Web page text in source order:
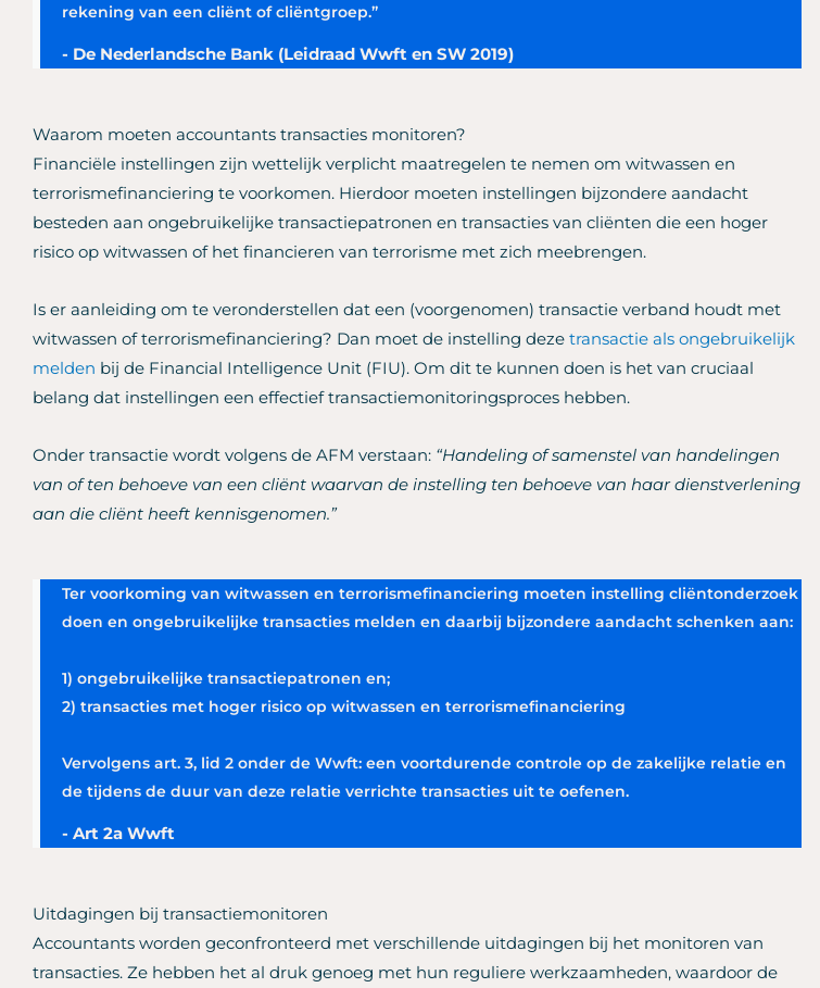
rekening van een cliënt of cliëntgroep.”
- De Nederlandsche Bank (Leidraad Wwft en SW 2019)
Waarom moeten accountants transacties monitoren?
Financiële instellingen zijn wettelijk verplicht maatregelen te nemen om witwassen en
terrorismefinanciering te voorkomen. Hierdoor moeten instellingen bijzondere aandacht
besteden aan ongebruikelijke transactiepatronen en transacties van cliënten die een hoger
risico op witwassen of het financieren van terrorisme met zich meebrengen.
Is er aanleiding om te veronderstellen dat een (voorgenomen) transactie verband houdt met
witwassen of terrorismefinanciering? Dan moet de instelling deze transactie als ongebruikelijk
melden bij de Financial Intelligence Unit (FIU). Om dit te kunnen doen is het van cruciaal
belang dat instellingen een effectief transactiemonitoringsproces hebben.
Onder transactie wordt volgens de AFM verstaan: “Handeling of samenstel van handelingen
van of ten behoeve van een cliënt waarvan de instelling ten behoeve van haar dienstverlening
aan die cliënt heeft kennisgenomen.”
Ter voorkoming van witwassen en terrorismefinanciering moeten instelling cliëntonderzoek
doen en ongebruikelijke transacties melden en daarbij bijzondere aandacht schenken aan:
1) ongebruikelijke transactiepatronen en;
2) transacties met hoger risico op witwassen en terrorismefinanciering
Vervolgens art. 3, lid 2 onder de Wwft: een voortdurende controle op de zakelijke relatie en
de tijdens de duur van deze relatie verrichte transacties uit te oefenen.
- Art 2a Wwft
Uitdagingen bij transactiemonitoren
Accountants worden geconfronteerd met verschillende uitdagingen bij het monitoren van
transacties. Ze hebben het al druk genoeg met hun reguliere werkzaamheden, waardoor de